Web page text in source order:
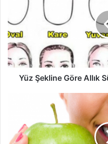
Sürme
Teknikleri
Nelerdir?
Yüz Şekline Göre Allık
Kolay